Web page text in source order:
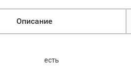
Описание
есть